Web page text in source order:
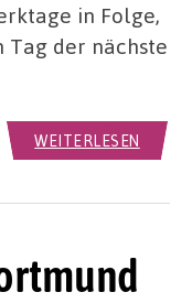
in Folge,
Tag der nächste
WEITERLESEN